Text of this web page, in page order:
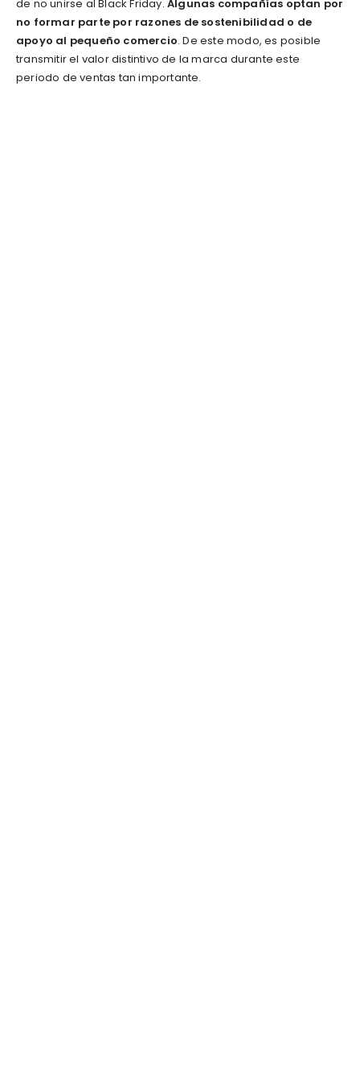
de no unirse al Black Friday. Algunas compañías optan por
no formar parte por razones de sostenibilidad o de
apoyo al pequeño comercio. De este modo, es posible
transmitir el valor distintivo de la marca durante este
periodo de ventas tan importante.